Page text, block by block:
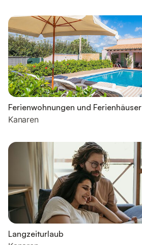
Ferienwohnungen und Ferienhäuser
Kanaren
Langzeiturlaub